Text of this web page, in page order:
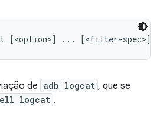
de adb logcat , que se
logcat .